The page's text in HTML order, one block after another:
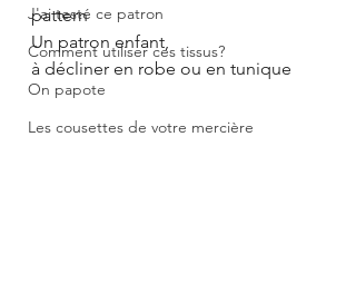
J'ai testé ce patron
Comment utiliser ces tissus?
On papote
Les cousettes de votre mercière
pattern
Un patron enfant,
à décliner en robe ou en tunique